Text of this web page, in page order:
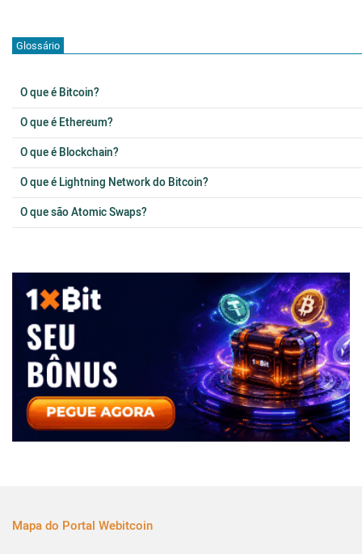
Glossário
O que é Bitcoin?
O que é Ethereum?
O que é Blockchain?
O que é Lightning Network do Bitcoin?
O que são Atomic Swaps?
Mapa do Portal Webitcoin